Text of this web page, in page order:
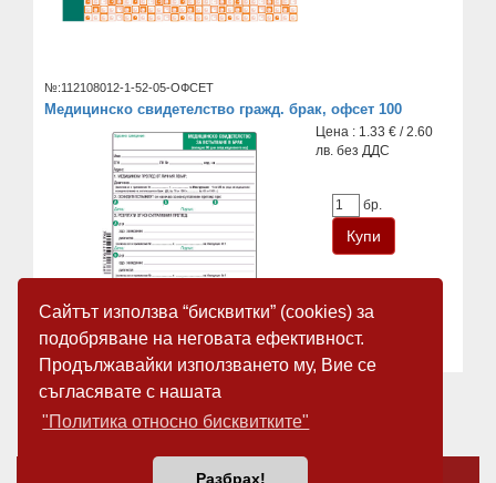
Сайтът използва “бисквитки” (cookies) за
подобряване на неговата ефективност.
Продължавайки използването му, Вие се
съгласявате с нашата
"Политика относно бисквитките"
Разбрах!
№:112108012-1-52-05-ОФСЕТ
Медицинско свидетелство гражд. брак, офсет 100
Цена : 1.33 € / 2.60
лв. без ДДС
бр.
»
Новини